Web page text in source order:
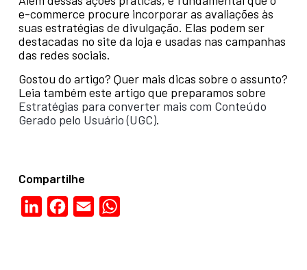
e-commerce procure incorporar as avaliações às
suas estratégias de divulgação. Elas podem ser
destacadas no site da loja e usadas nas campanhas
das redes sociais.
Gostou do artigo? Quer mais dicas sobre o assunto?
Leia também este artigo que preparamos sobre
Estratégias para converter mais com Conteúdo
Gerado pelo Usuário (UGC).
Compartilhe
LinkedInFacebook
Email